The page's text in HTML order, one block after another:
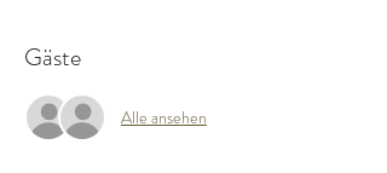
Gäste
Alle ansehen